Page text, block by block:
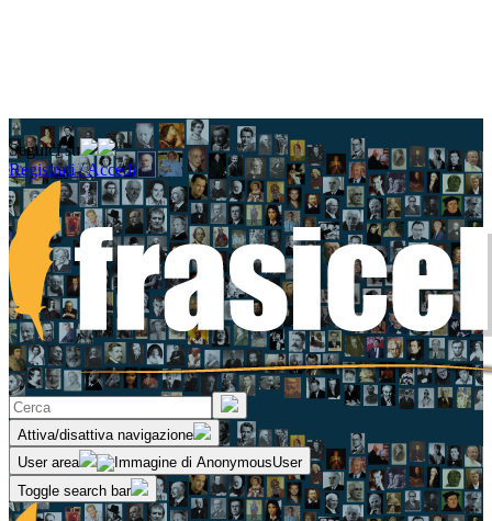
Seguici su
Registrati / Accedi
Attiva/disattiva navigazione
User area
Toggle search bar